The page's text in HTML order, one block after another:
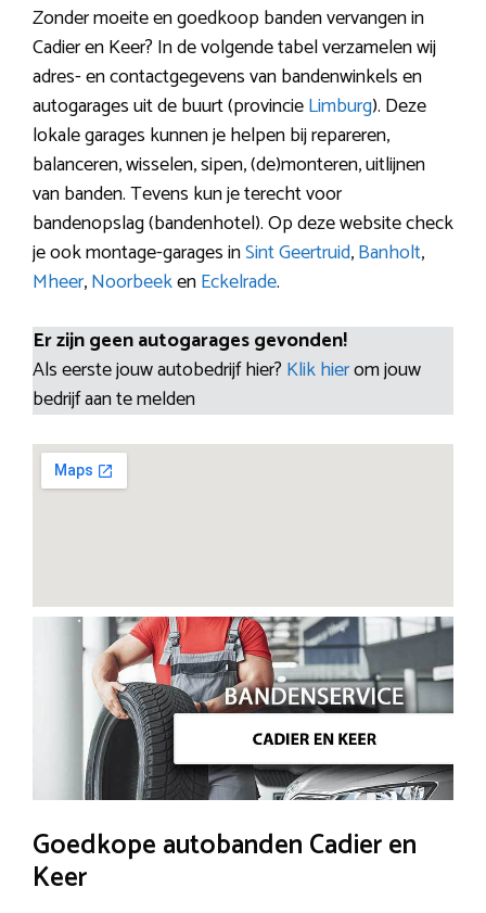
Zonder moeite en goedkoop banden vervangen in
Cadier en Keer? In de volgende tabel verzamelen wij
adres- en contactgegevens van bandenwinkels en
autogarages uit de buurt (provincieLimburg). Deze
lokale garages kunnen je helpen bij repareren,
balanceren, wisselen, sipen, (de)monteren, uitlijnen
van banden. Tevens kun je terecht voor
bandenopslag (bandenhotel). Op deze website check
je ook montage-garages inSint Geertruid,Banholt,
Mheer,NoorbeekenEckelrade.
Er zijn geen autogarages gevonden!
Als eerste jouw autobedrijf hier? Klik hierom jouw
bedrijf aan te melden
Goedkope autobanden Cadier en
Keer